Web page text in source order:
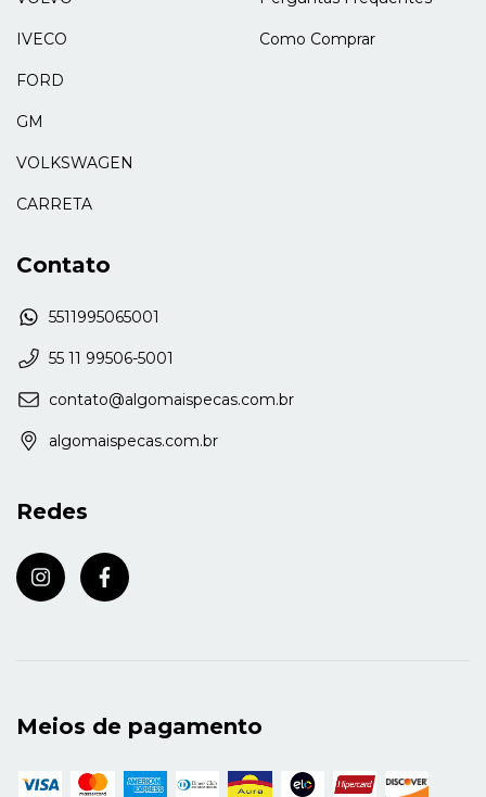
IVECO
FORD
GM
VOLKSWAGEN
CARRETA
Como Comprar
Contato
5511995065001
55 11 99506-5001
contato@algomaispecas.com.br
algomaispecas.com.br
Redes
Meios de pagamento